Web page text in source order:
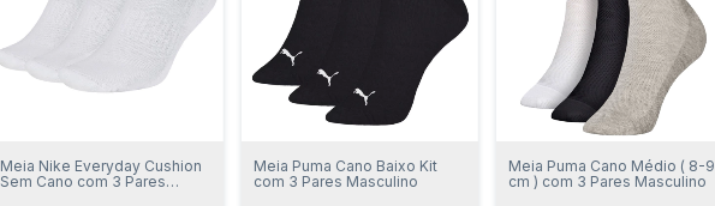
Meia Nike Everyday Cushion
Sem Cano com 3 Pares
Meia Puma Cano Baixo Kit
com 3 Pares Masculino
Meia Puma Cano Médio ( 8-9
cm ) com 3 Pares Masculino